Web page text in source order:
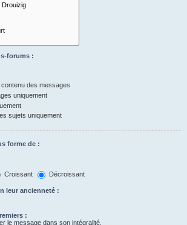
forums :
des messages
uniquement
sujets uniquement
forme de :
Croissant
Décroissant
leur ancienneté :
:
le message dans son intégralité.